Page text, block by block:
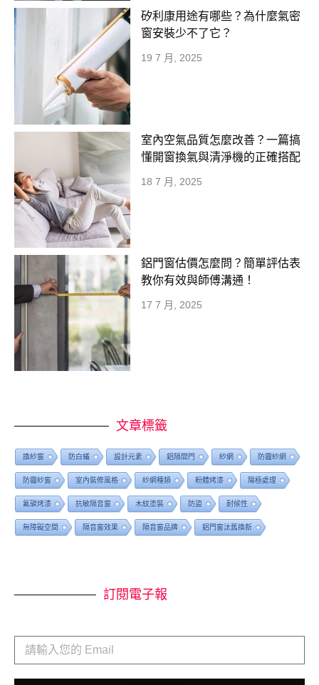
矽利康用途有哪些？為什麼氣密
窗安裝少不了它？
19 7 月, 2025
室內空氣品質怎麼改善？一篇搞
懂開窗換氣與清淨機的正確搭配
18 7 月, 2025
鋁門窗估價怎麼問？簡單評估表
教你有效與師傅溝通！
17 7 月, 2025
文章標籤
換紗窗 防白蟻 設計元素 鋁隔間門 紗網 防霾紗網
防霾紗窗 室內裝修風格 紗網種類 粉體烤漆 陽極處理
氟碳烤漆 抗敏隔音窗 木紋塗裝 防盜 耐候性
無障礙空間 隔音窗效果 隔音窗品牌 鋁門窗汰舊換新
訂閱電子報